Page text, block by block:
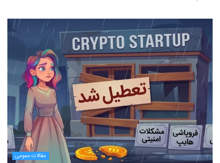
مقالات عمومی